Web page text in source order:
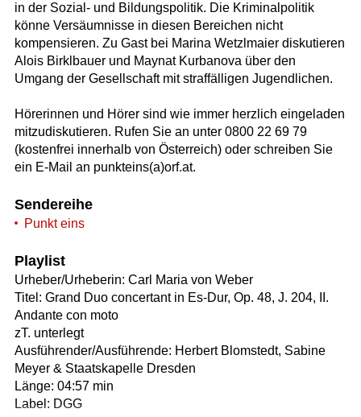
in der Sozial- und Bildungspolitik. Die Kriminalpolitik
könne Versäumnisse in diesen Bereichen nicht
kompensieren. Zu Gast bei Marina Wetzlmaier diskutieren
Alois Birklbauer und Maynat Kurbanova über den
Umgang der Gesellschaft mit straffälligen Jugendlichen.
Hörerinnen und Hörer sind wie immer herzlich eingeladen
mitzudiskutieren. Rufen Sie an unter 0800 22 69 79
(kostenfrei innerhalb von Österreich) oder schreiben Sie
ein E-Mail an punkteins(a)orf.at.
Sendereihe
Punkt eins
Playlist
Urheber/Urheberin: Carl Maria von Weber
Titel: Grand Duo concertant in Es-Dur, Op. 48, J. 204, II.
Andante con moto
zT. unterlegt
Ausführender/Ausführende: Herbert Blomstedt, Sabine
Meyer & Staatskapelle Dresden
Länge: 04:57 min
Label: DGG